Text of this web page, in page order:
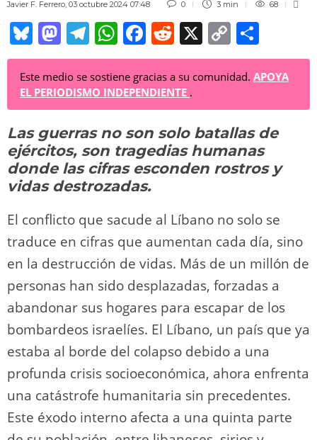
Javier F. Ferrero, 03 octubre 2024 07:48 0 3 min 68
Bl
u
e
sk
y
M
a
st
o
d
o
n
T
el
e
gr
a
m
W
h
at
s
A
p
p
F
a
c
e
b
o
o
k
R
e
d
di
t
X C
o
p
Li
n
k
o
m
ar
tir
Este medio se sostiene gracias a su comunidad. APOYA
EL PERIODISMO INDEPENDIENTE .
Las guerras no son solo batallas de
ejércitos, son tragedias humanas
donde las cifras esconden rostros y
vidas destrozadas.
El conflicto que sacude al Líbano no solo se
traduce en cifras que aumentan cada día, sino
en la destrucción de vidas. Más de un millón de
personas han sido desplazadas, forzadas a
abandonar sus hogares para escapar de los
bombardeos israelíes. El Líbano, un país que ya
estaba al borde del colapso debido a una
profunda crisis socioeconómica, ahora enfrenta
una catástrofe humanitaria sin precedentes.
Este éxodo interno afecta a una quinta parte